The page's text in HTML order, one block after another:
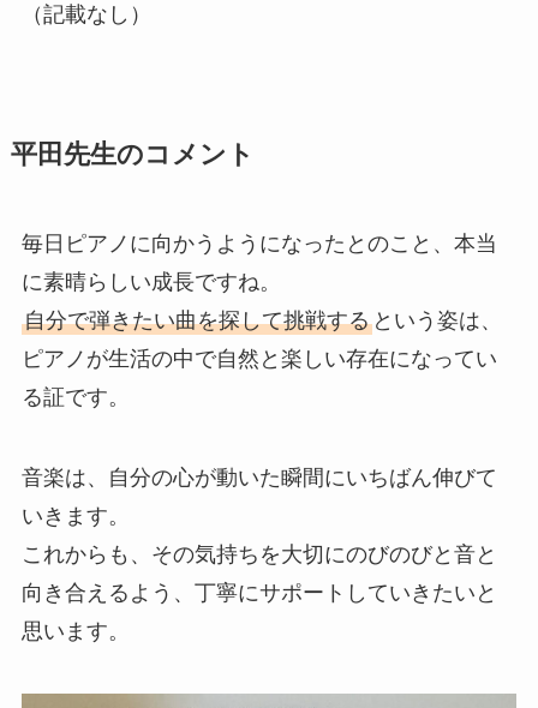
（記載なし）
平田先生のコメント
毎日ピアノに向かうようになったとのこと、本当
に素晴らしい成長ですね。
自分で弾きたい曲を探して挑戦するという姿は、
ピアノが生活の中で自然と楽しい存在になってい
る証です。
音楽は、自分の心が動いた瞬間にいちばん伸びて
いきます。
これからも、その気持ちを大切にのびのびと音と
向き合えるよう、丁寧にサポートしていきたいと
思います。